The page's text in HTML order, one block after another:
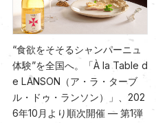
“食欲をそそるシャンパーニュ
体験”を全国へ。「À la Table d
e LANSON（ア・ラ・ターブ
ル・ドゥ・ランソン）」、202
6年10月より順次開催 ― 第1弾